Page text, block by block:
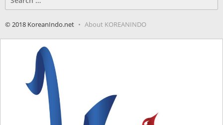
for:
© 2018 KoreanIndo.net About KOREANINDO